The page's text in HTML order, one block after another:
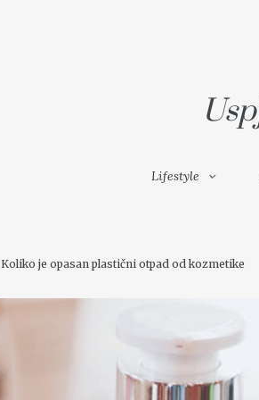
Lifestyle
Koliko je opasan plastični otpad od kozmetike